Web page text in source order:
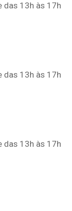
das 13h às 17h
das 13h às 17h
das 13h às 17h